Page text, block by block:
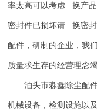
率太高可以考虑 换产
密封件已损坏请 换密
配件，研制的企业，我
质量求生存的经营理念
泊头市淼鑫除尘配
机械设备，检测设施以